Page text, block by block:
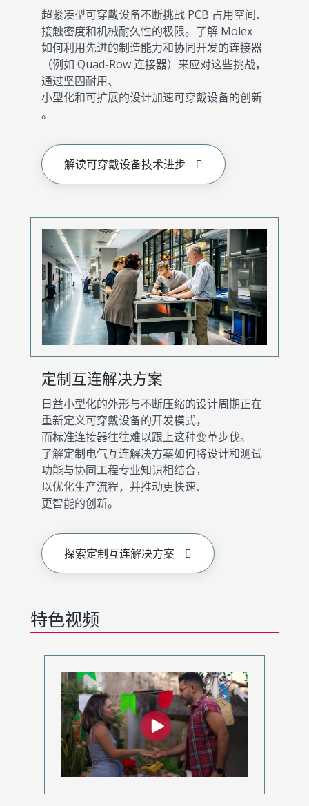
超紧凑型可穿戴设备不断挑战 PCB 占用空间、
接触密度和机械耐久性的极限。了解 Molex
如何利用先进的制造能力和协同开发的连接器
（例如 Quad-Row 连接器）来应对这些挑战，
通过坚固耐用、
小型化和可扩展的设计加速可穿戴设备的创新
。
解读可穿戴设备技术进步
定制互连解决方案
日益小型化的外形与不断压缩的设计周期正在
重新定义可穿戴设备的开发模式，
而标准连接器往往难以跟上这种变革步伐。
了解定制电气互连解决方案如何将设计和测试
功能与协同工程专业知识相结合，
以优化生产流程，并推动更快速、
更智能的创新。
探索定制互连解决方案
特色视频